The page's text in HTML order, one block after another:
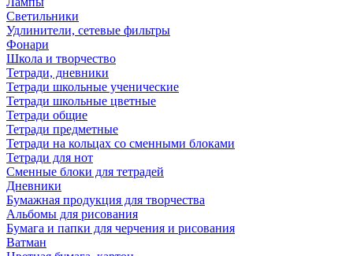
Светильники
Удлинители, сетевые фильтры
Фонари
Школа и творчество
Тетради, дневники
Тетради школьные ученические
Тетради школьные цветные
Тетради общие
Тетради предметные
Тетради на кольцах со сменными блоками
Тетради для нот
Сменные блоки для тетрадей
Дневники
Бумажная продукция для творчества
Альбомы для рисования
Бумага и папки для черчения и рисования
Ватман